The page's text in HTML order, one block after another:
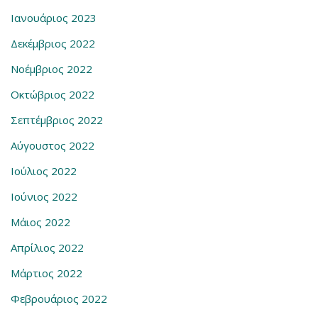
Ιανουάριος 2023
Δεκέμβριος 2022
Νοέμβριος 2022
Οκτώβριος 2022
Σεπτέμβριος 2022
Αύγουστος 2022
Ιούλιος 2022
Ιούνιος 2022
Μάιος 2022
Απρίλιος 2022
Μάρτιος 2022
Φεβρουάριος 2022